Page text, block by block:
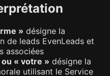
» désigne la
de leads EvenLeads et
associées
« votre » désigne la
utilisant le Service